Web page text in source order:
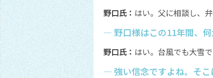
野口氏： はい。父に相談し、
― 野口様はこの11年間、何
野口氏： はい。台風でも大雪
― 強い信念ですよね。そこ